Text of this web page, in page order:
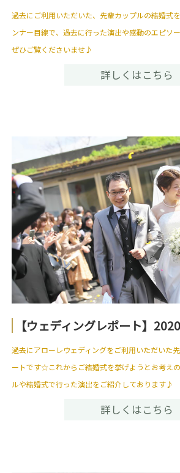
過去にご利用いただいた、先輩カップルの結婚式
ンナー目線で、過去に行った演出や感動のエピソ
ぜひご覧くださいませ♪
詳しくはこちら
【ウェディングレポート】
過去にアローレウェディングをご利用いただいた
ートです☆これからご結婚式を挙げようとお考え
ルや結婚式で行った演出をご紹介しております♪
詳しくはこちら